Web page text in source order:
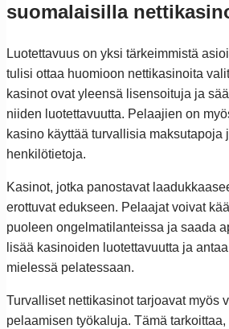
suomalaisilla
Luotettavuus on yksi tärkeimmistä
tulisi ottaa huomioon nettikasinoita
kasinot ovat yleensä lisensoituja ja
niiden luotettavuutta. Pelaajien on
kasino käyttää turvallisia maksutapoja
henkilötietoja.
Kasinot, jotka panostavat
erottuvat edukseen. Pelaajat voivat
puoleen ongelmatilanteissa ja saada
lisää kasinoiden luotettavuutta ja
mielessä pelatessaan.
Turvalliset nettikasinot tarjoavat myös
pelaamisen työkaluja. Tämä